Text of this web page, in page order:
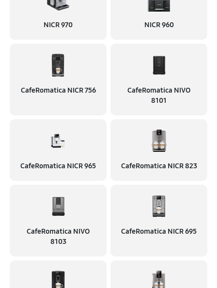
NICR 970 NICR 960
CafeRomatica NICR 756
CafeRomatica NIVO
8101
CafeRomatica NICR 965 CafeRomatica NICR 823
CafeRomatica NIVO
8103
CafeRomatica NICR 695